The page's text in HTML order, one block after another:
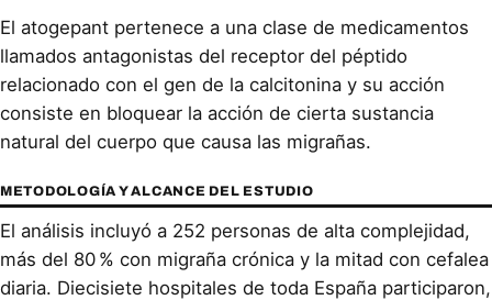
El atogepant pertenece a una clase de medicamentos
llamados antagonistas del receptor del péptido
relacionado con el gen de la calcitonina y su acción
consiste en bloquear la acción de cierta sustancia
natural del cuerpo que causa las migrañas.
METODOLOGÍA Y ALCANCE DEL ESTUDIO
El análisis incluyó a 252 personas de alta complejidad,
más del 80 % con migraña crónica y la mitad con cefalea
diaria. Diecisiete hospitales de toda España participaron,